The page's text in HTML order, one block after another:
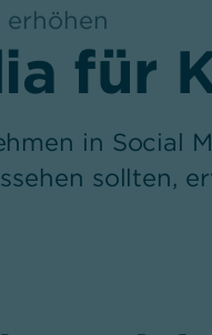
für
in Social
sollten,